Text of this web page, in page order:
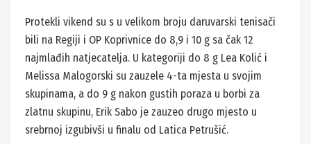
Protekli vikend su s u velikom broju daruvarski tenisači
bili na Regiji i OP Koprivnice do 8,9 i 10 g sa čak 12
najmlađih natjecatelja. U kategoriji do 8 g Lea Kolić i
Melissa Malogorski su zauzele 4-ta mjesta u svojim
skupinama, a do 9 g nakon gustih poraza u borbi za
zlatnu skupinu, Erik Sabo je zauzeo drugo mjesto u
srebrnoj izgubivši u finalu od Latica Petrušić.